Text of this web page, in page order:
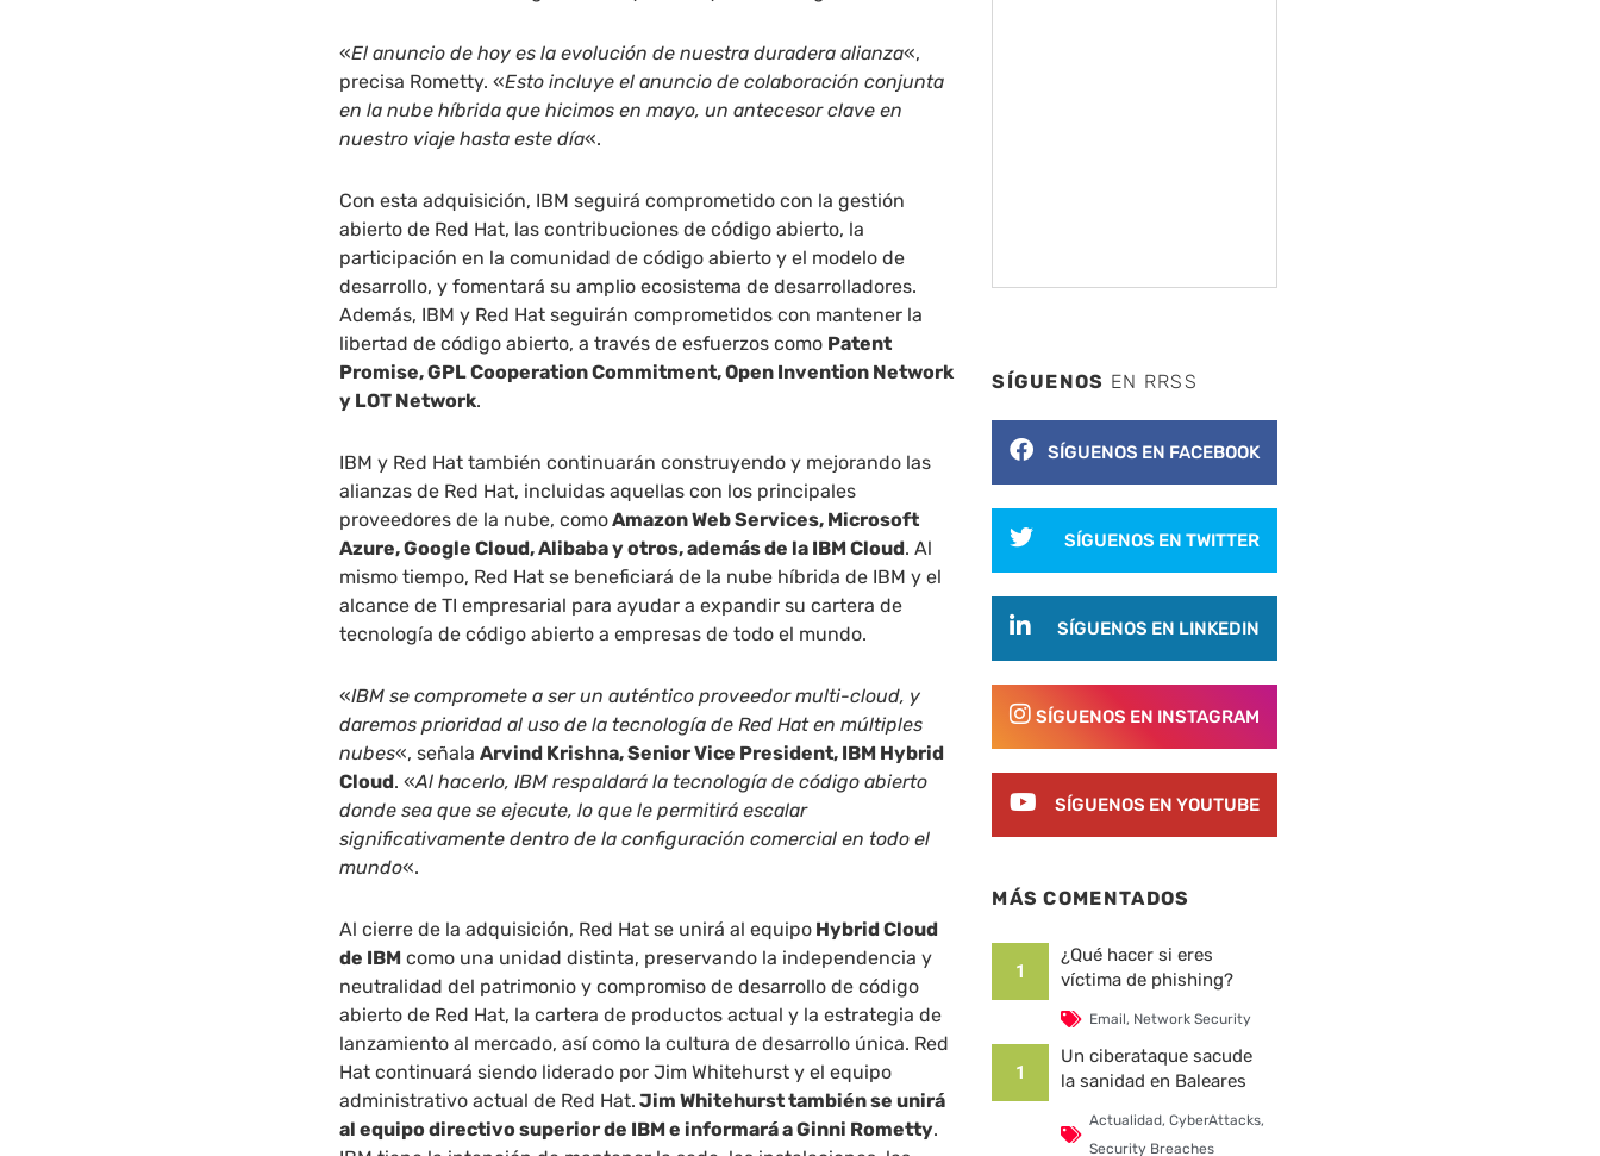
«El anuncio de hoy es la evolución de nuestra duradera alianza«,
precisa Rometty. «Esto incluye el anuncio de colaboración conjunta
en la nube híbrida que hicimos en mayo, un antecesor clave en
nuestro viaje hasta este día«.
Con esta adquisición, IBM seguirá comprometido con la gestión
abierto de Red Hat, las contribuciones de código abierto, la
participación en la comunidad de código abierto y el modelo de
desarrollo, y fomentará su amplio ecosistema de desarrolladores.
Además, IBM y Red Hat seguirán comprometidos con mantener la
libertad de código abierto, a través de esfuerzos como Patent
Promise, GPL Cooperation Commitment, Open Invention Network
y LOT Network.
IBM y Red Hat también continuarán construyendo y mejorando las
alianzas de Red Hat, incluidas aquellas con los principales
proveedores de la nube, comoAmazon Web Services, Microsoft
Azure, Google Cloud, Alibaba y otros, además de la IBM Cloud. Al
mismo tiempo, Red Hat se beneficiará de la nube híbrida de IBM y el
alcance de TI empresarial para ayudar a expandir su cartera de
tecnología de código abierto a empresas de todo el mundo.
«IBM se compromete a ser un auténtico proveedor multi-cloud, y
daremos prioridad al uso de la tecnología de Red Hat en múltiples
nubes«, señalaArvind Krishna, Senior Vice President, IBM Hybrid
Cloud. «Al hacerlo, IBM respaldará la tecnología de código abierto
donde sea que se ejecute, lo que le permitirá escalar
significativamente dentro de la configuración comercial en todo el
mundo«.
Al cierre de la adquisición, Red Hat se unirá al equipo Hybrid Cloud
de IBM como una unidad distinta, preservando la independencia y
neutralidad del patrimonio y compromiso de desarrollo de código
abierto de Red Hat, la cartera de productos actual y la estrategia de
lanzamiento al mercado, así como la cultura de desarrollo única. Red
Hat continuará siendo liderado por Jim Whitehurst y el equipo
administrativo actual de Red Hat. Jim Whitehurst también se unirá
al equipo directivo superior de IBM e informará a Ginni Rometty.
SÍGUENOS EN RRSS
SÍGUENOS EN FACEBOOK
SÍGUENOS EN TWITTER
SÍGUENOS EN LINKEDIN
SÍGUENOS EN INSTAGRAM
SÍGUENOS EN YOUTUBE
MÁS COMENTADOS
1
¿Qué hacer si eres
víctima de phishing?
Email, Network Security
1
Un ciberataque sacude
la sanidad en Baleares
Actualidad, CyberAttacks,
Security Breaches